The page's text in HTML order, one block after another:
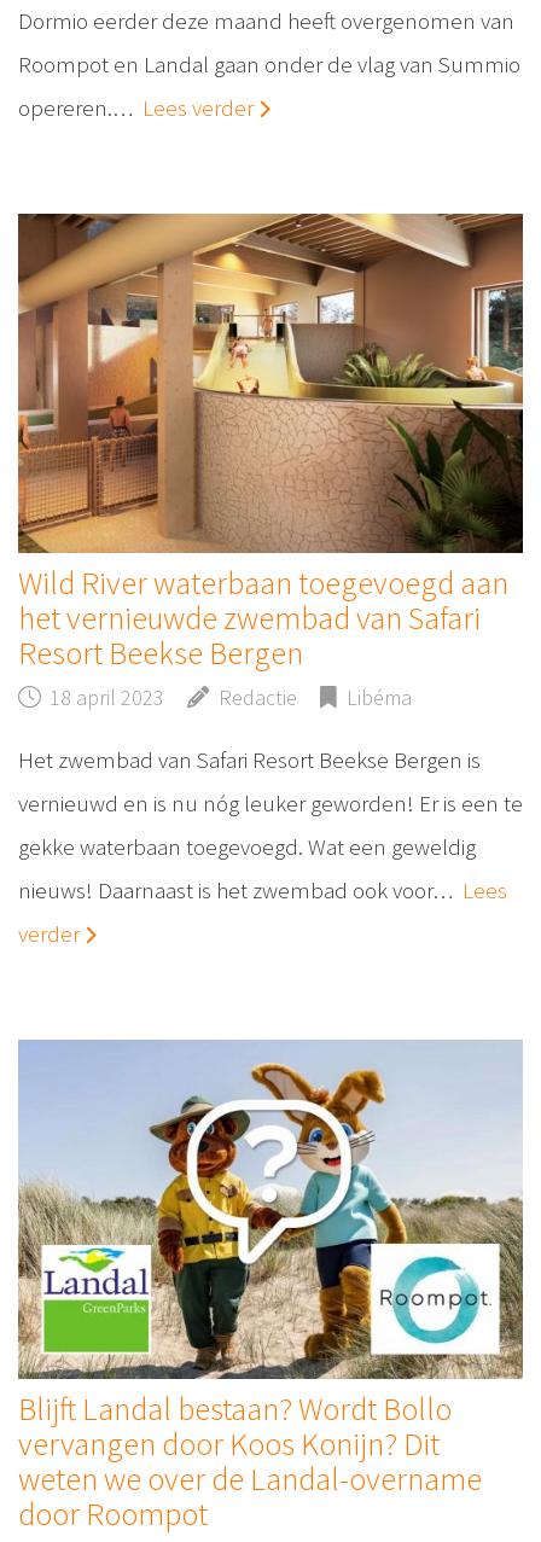
Dormio eerder deze maand heeft overgenomen van
Roompot en Landal gaan onder de vlag van Summio
opereren.… Lees verder
Wild River waterbaan toegevoegd aan
het vernieuwde zwembad van Safari
Resort Beekse Bergen
18 april 2023 Redactie Libéma
Het zwembad van Safari Resort Beekse Bergen is
vernieuwd en is nu nóg leuker geworden! Er is een te
gekke waterbaan toegevoegd. Wat een geweldig
nieuws! Daarnaast is het zwembad ook voor… Lees
verder
Blijft Landal bestaan? Wordt Bollo
vervangen door Koos Konijn? Dit
weten we over de Landal-overname
door Roompot